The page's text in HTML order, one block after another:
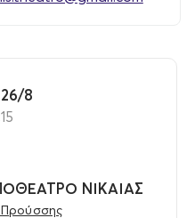
26/8
ΝΙΚΑΙΑΣ